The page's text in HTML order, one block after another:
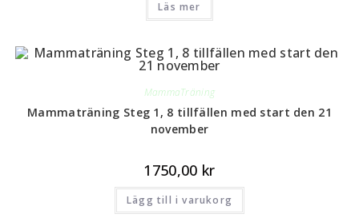
Läs mer
MammaTräning
Mammaträning Steg 1, 8 tillfällen med start den 21
november
1750,00 kr
Lägg till i varukorg